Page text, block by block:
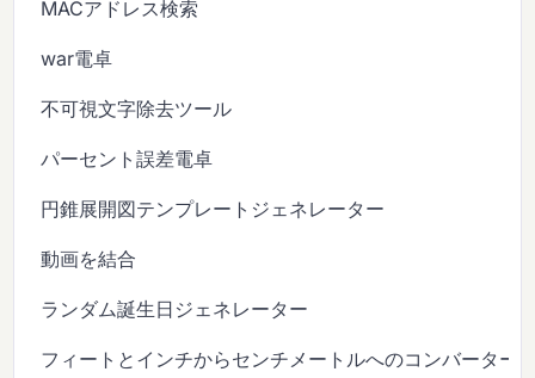
MACアドレス検索
war電卓
不可視文字除去ツール
パーセント誤差電卓
円錐展開図テンプレートジェネレーター
動画を結合
ランダム誕生日ジェネレーター
フィートとインチからセンチメートルへのコンバーター